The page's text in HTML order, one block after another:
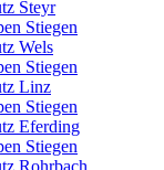
Steyr
Stiegen
Wels
Stiegen
Linz
Stiegen
Eferding
Stiegen
Rohrbach